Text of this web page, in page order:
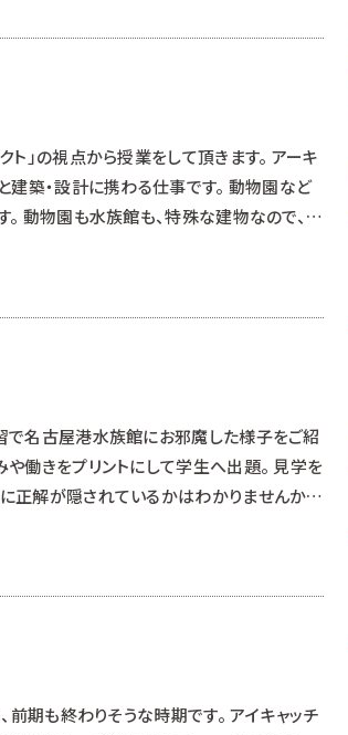
ト」の視点から授業をして頂きます。 アーキ
建築・設計に携わる仕事です。 動物園など
。 動物園も水族館も、特殊な建物なので、
ロが、 実はRAPに隠れています。 アイ
で名古屋港水族館にお邪魔した様子をご紹
働きをプリントにして学生へ出題。 見学を
正解が隠されているかはわかりませんから
した。 また、今回も名古屋港水族館 学習交
前期も終わりそうな時期です。 アイキャッチ